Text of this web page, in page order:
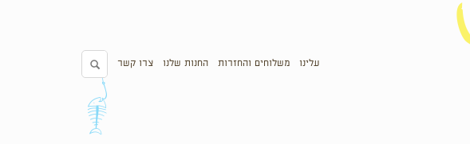
עלינו משלוחים והחזרות החנות שלנו צרו קשר